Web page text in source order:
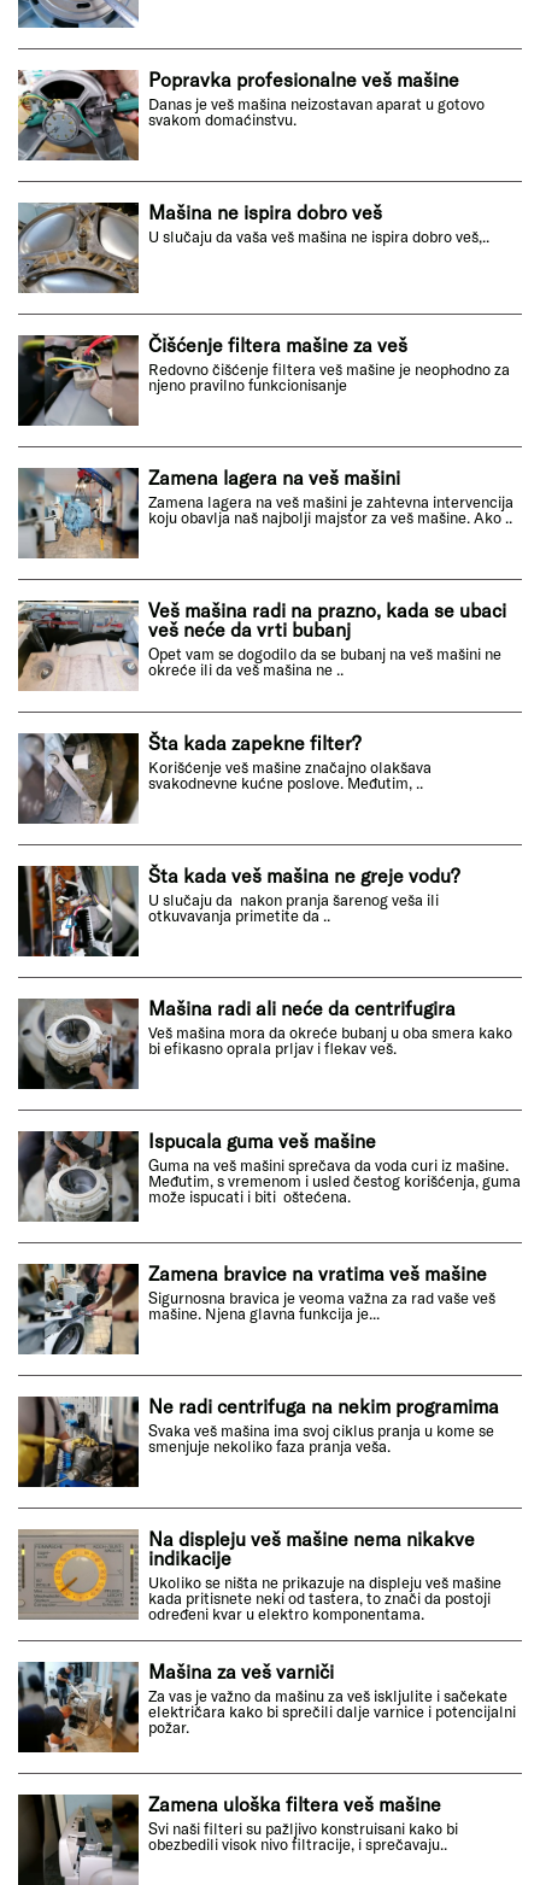
Popravka profesionalne veš mašine
Danas je veš mašina neizostavan aparat u gotovo
svakom domaćinstvu.
Mašina ne ispira dobro veš
U slučaju da vaša veš mašina ne ispira dobro veš,..
Čišćenje filtera mašine za veš
Redovno čišćenje filtera veš mašine je neophodno za
njeno pravilno funkcionisanje
Zamena lagera na veš mašini
Zamena lagera na veš mašini je zahtevna intervencija
koju obavlja naš najbolji majstor za veš mašine. Ako ..
Veš mašina radi na prazno, kada se ubaci
veš neće da vrti bubanj
Opet vam se dogodilo da se bubanj na veš mašini ne
okreće ili da veš mašina ne ..
Šta kada zapekne filter?
Korišćenje veš mašine značajno olakšava
svakodnevne kućne poslove. Međutim, ..
Šta kada veš mašina ne greje vodu?
U slučaju da nakon pranja šarenog veša ili
otkuvavanja primetite da ..
Mašina radi ali neće da centrifugira
Veš mašina mora da okreće bubanj u oba smera kako
bi efikasno oprala prljav i flekav veš.
Ispucala guma veš mašine
Guma na veš mašini sprečava da voda curi iz mašine.
Međutim, s vremenom i usled čestog korišćenja, guma
može ispucati i biti oštećena.
Zamena bravice na vratima veš mašine
Sigurnosna bravica je veoma važna za rad vaše veš
mašine. Njena glavna funkcija je...
Ne radi centrifuga na nekim programima
Svaka veš mašina ima svoj ciklus pranja u kome se
smenjuje nekoliko faza pranja veša.
Na displeju veš mašine nema nikakve
indikacije
Ukoliko se ništa ne prikazuje na displeju veš mašine
kada pritisnete neki od tastera, to znači da postoji
određeni kvar u elektro komponentama.
Mašina za veš varniči
Za vas je važno da mašinu za veš iskljulite i sačekate
električara kako bi sprečili dalje varnice i potencijalni
požar.
Zamena uloška filtera veš mašine
Svi naši filteri su pažljivo konstruisani kako bi
obezbedili visok nivo filtracije, i sprečavaju..